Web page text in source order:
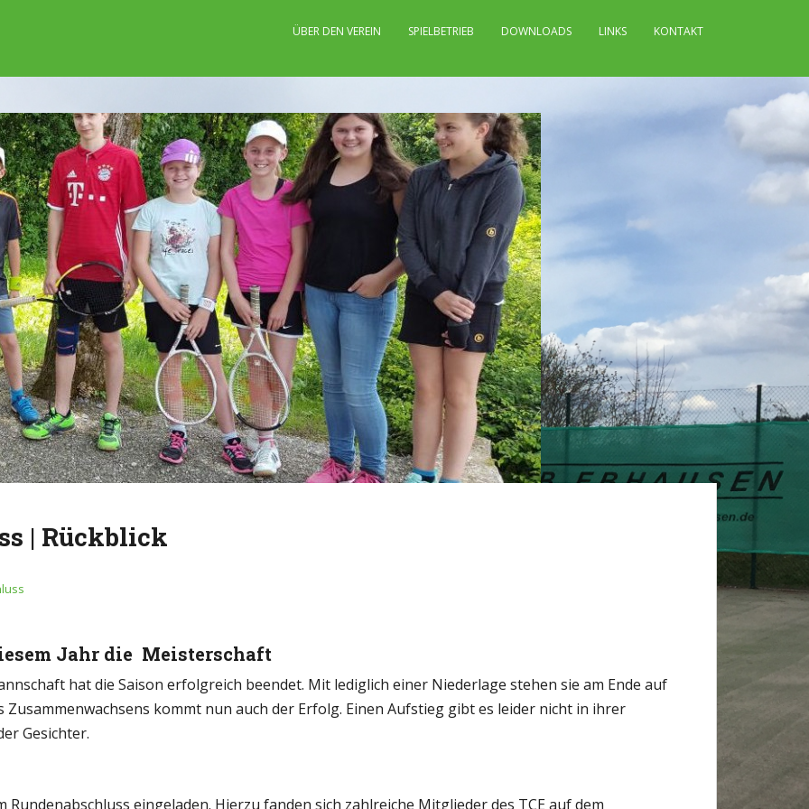
ÜBER DEN VEREIN SPIELBETRIEB DOWNLOADS LINKS KONTAKT
| Rückblick
Jahr die Meisterschaft
hat die Saison erfolgreich beendet. Mit lediglich einer Niederlage stehen sie am Ende auf
Zusammenwachsens kommt nun auch der Erfolg. Einen Aufstieg gibt es leider nicht in ihrer
Gesichter.
eingeladen. Hierzu fanden sich zahlreiche Mitglieder des TCE auf dem